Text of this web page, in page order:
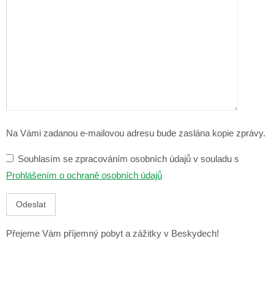
Na Vámi zadanou e-mailovou adresu bude zaslána kopie zprávy.
Souhlasím se zpracováním osobních údajů v souladu s
Prohlášením o ochraně osobních údajů
Přejeme Vám příjemný pobyt a zážitky v Beskydech!